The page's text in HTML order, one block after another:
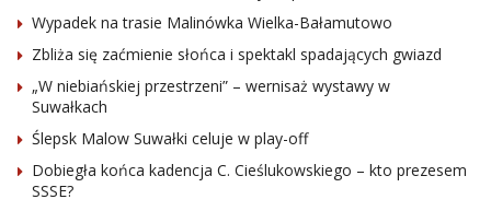
Wypadek na trasie Malinówka Wielka-Bałamutowo
Zbliża się zaćmienie słońca i spektakl spadających gwiazd
„W niebiańskiej przestrzeni” – wernisaż wystawy w
Suwałkach
Ślepsk Malow Suwałki celuje w play-off
Dobiegła końca kadencja C. Cieślukowskiego – kto prezesem
SSSE?